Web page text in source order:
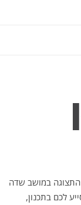
במושב שדה
לכם בתכנון,